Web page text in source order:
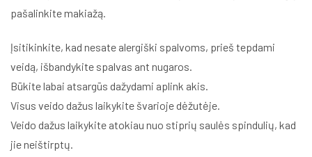
pašalinkite makiažą.
Įsitikinkite, kad nesate alergiški spalvoms, prieš tepdami
veidą, išbandykite spalvas ant nugaros.
Būkite labai atsargūs dažydami aplink akis.
Visus veido dažus laikykite švarioje dėžutėje.
Veido dažus laikykite atokiau nuo stiprių saulės spindulių, kad
jie neištirptų.